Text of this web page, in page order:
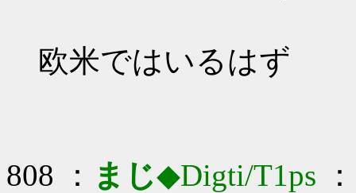
欧米ではいるはず
808 ： まじ◆Digti/T1ps